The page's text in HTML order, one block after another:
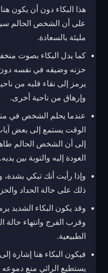
هذا البكاء دون أن يكون
على أن الشخص الحالم
مليئة بالسعادة.
كما يدل البكاء بصوت
حزنه وضيقه في نفسه دون
يرمز إلى نقاء قلبه من
وإرهاق من ناحية أخرى.
عندما يحلم الشخص في
الوقت يستمع إلى بعض
إلى أن الشخص الحالم
العودة إليه والتوبة بين يديه.
وإذا رأيت أنك تبكي
ذلك على حالة الحداد
وقد يكون البكاء الشديد
وقرب الفرج وانتهاء حالة
الطبيعية.
فيكون البكاء هنا إشارة إلى
يستطيع الرائي منع دموعه